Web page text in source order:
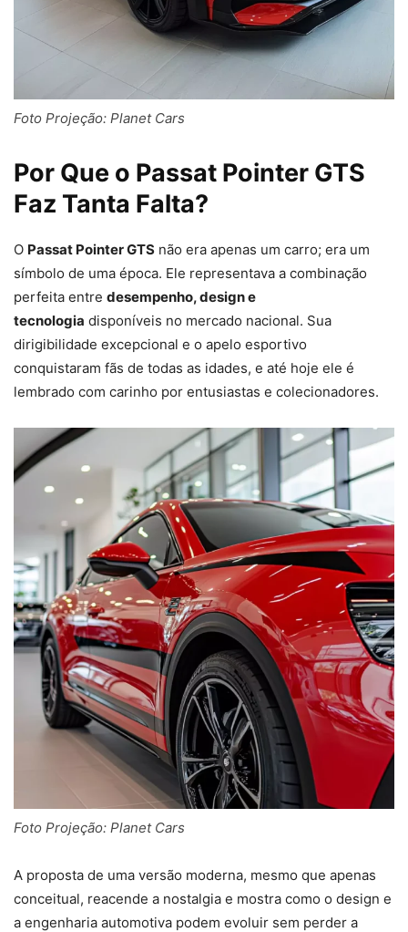
Foto Projeção: Planet Cars
Por Que o Passat Pointer GTS
Faz Tanta Falta?
O Passat Pointer GTS não era apenas um carro; era um
símbolo de uma época. Ele representava a combinação
perfeita entre desempenho, design e
tecnologia disponíveis no mercado nacional. Sua
dirigibilidade excepcional e o apelo esportivo
conquistaram fãs de todas as idades, e até hoje ele é
lembrado com carinho por entusiastas e colecionadores.
Foto Projeção: Planet Cars
A proposta de uma versão moderna, mesmo que apenas
conceitual, reacende a nostalgia e mostra como o design e
a engenharia automotiva podem evoluir sem perder a